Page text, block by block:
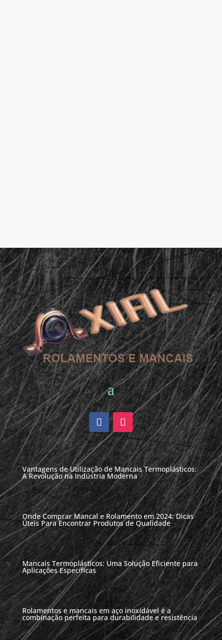
Vantagens de Utilização de Mancais Termoplásticos:
A Revolução na Indústria Moderna
Onde Comprar Mancal e Rolamento em 2024: Dicas
Úteis Para Encontrar Produtos de Qualidade
Mancais Termoplásticos: Uma Solução Eficiente para
Aplicações Específicas
Rolamentos e mancais em aço inoxidável é a
combinação perfeita para durabilidade e resistência